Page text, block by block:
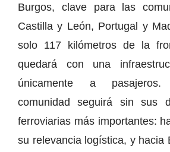
Burgos, clave para las
Castilla y León, Portugal y
solo 117 kilómetros de la
quedará con una
únicamente a
comunidad seguirá sin sus
ferroviarias más importantes:
su relevancia logística, y hacia